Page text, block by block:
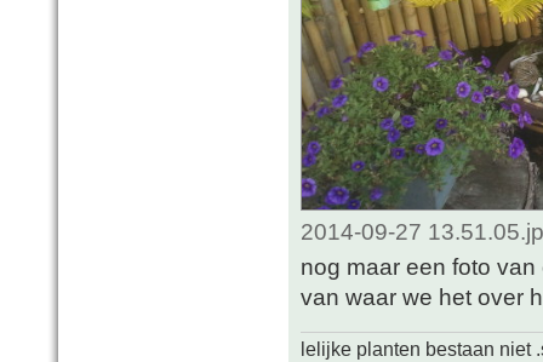
2014-09-27
nog maar een foto
van waar we het over
lelijke planten bestaan niet